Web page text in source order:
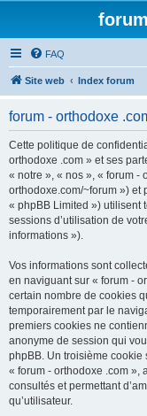
FAQ
Site web Index forum
forum - orthodoxe
Cette politique de
orthodoxe .com » et ses
« notre », « nos », « forum -
orthodoxe.com/~forum ») et
« phpBB Limited ») utilisent
sessions d’utilisation de
informations »).
Vos informations sont
en naviguant sur « forum -
certain nombre de cookies
temporairement par le
premiers cookies ne
anonyme de session qui
phpBB. Un troisième cookie
« forum - orthodoxe .com »,
consultés et permettant
qu’utilisateur.